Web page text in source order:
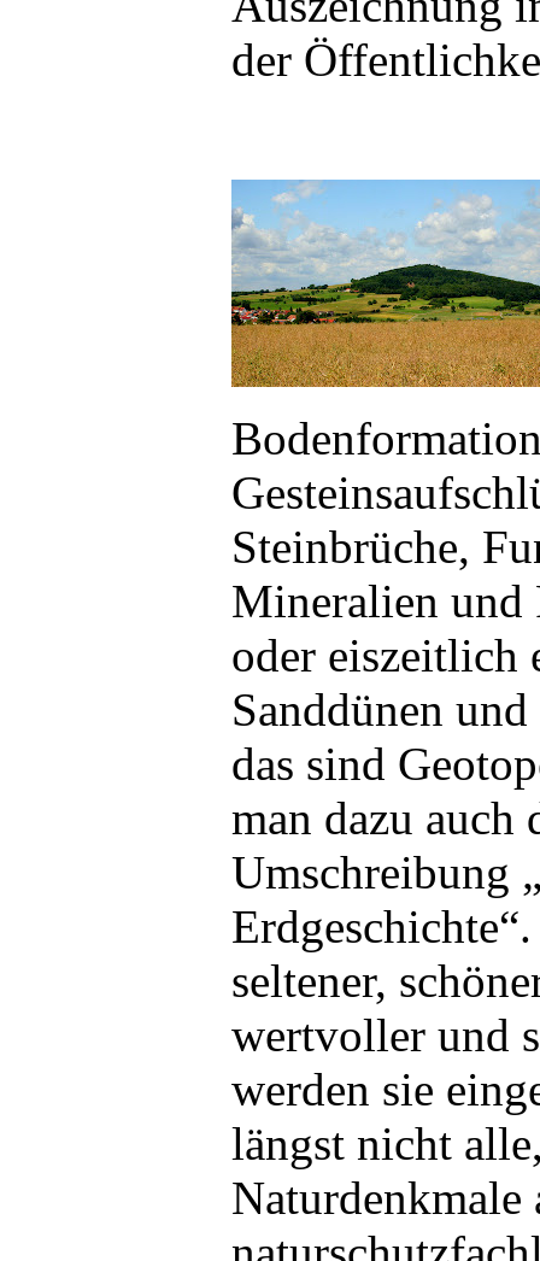
der
Steinbrüche,
Mineralien und
oder eiszeitlich
Sanddünen
das sind
man dazu auch
Umschreibung
seltener,
wertvoller und
werden sie
längst nicht
Naturdenkmale